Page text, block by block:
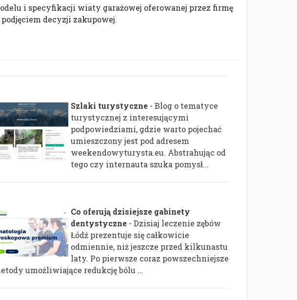
i specyfikacji wiaty garażowej oferowanej przez firmę
decyzji zakupowej.
Szlaki turystyczne - Blog o tematyce
turystycznej z interesującymi
podpowiedziami, gdzie warto pojechać
umieszczony jest pod adresem
weekendowyturysta.eu. Abstrahując od
tego czy internauta szuka pomysł...
Co oferują dzisiejsze gabinety
dentystyczne - Dzisiaj leczenie zębów
Łódź prezentuje się całkowicie
odmiennie, niż jeszcze przed kilkunastu
laty. Po pierwsze coraz powszechniejsze
umożliwiające redukcję bólu ...